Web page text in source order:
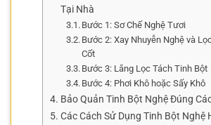
Tại Nhà
Bước 1: Sơ Chế Nghệ Tươi
Bước 2: Xay Nhuyễn Nghệ và
Cốt
Bước 3: Lắng Lọc Tách Tinh Bột
Bước 4: Phơi Khô hoặc Sấy Khô
Bảo Quản Tinh Bột Nghệ Đúng
Các Cách Sử Dụng Tinh Bột Nghệ